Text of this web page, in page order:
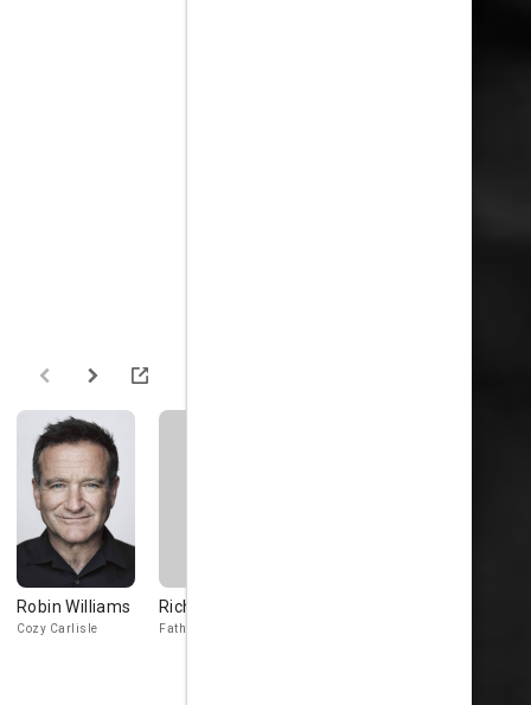
Robin Williams
Cozy Carlisle
Richard Easton
Father Timothy